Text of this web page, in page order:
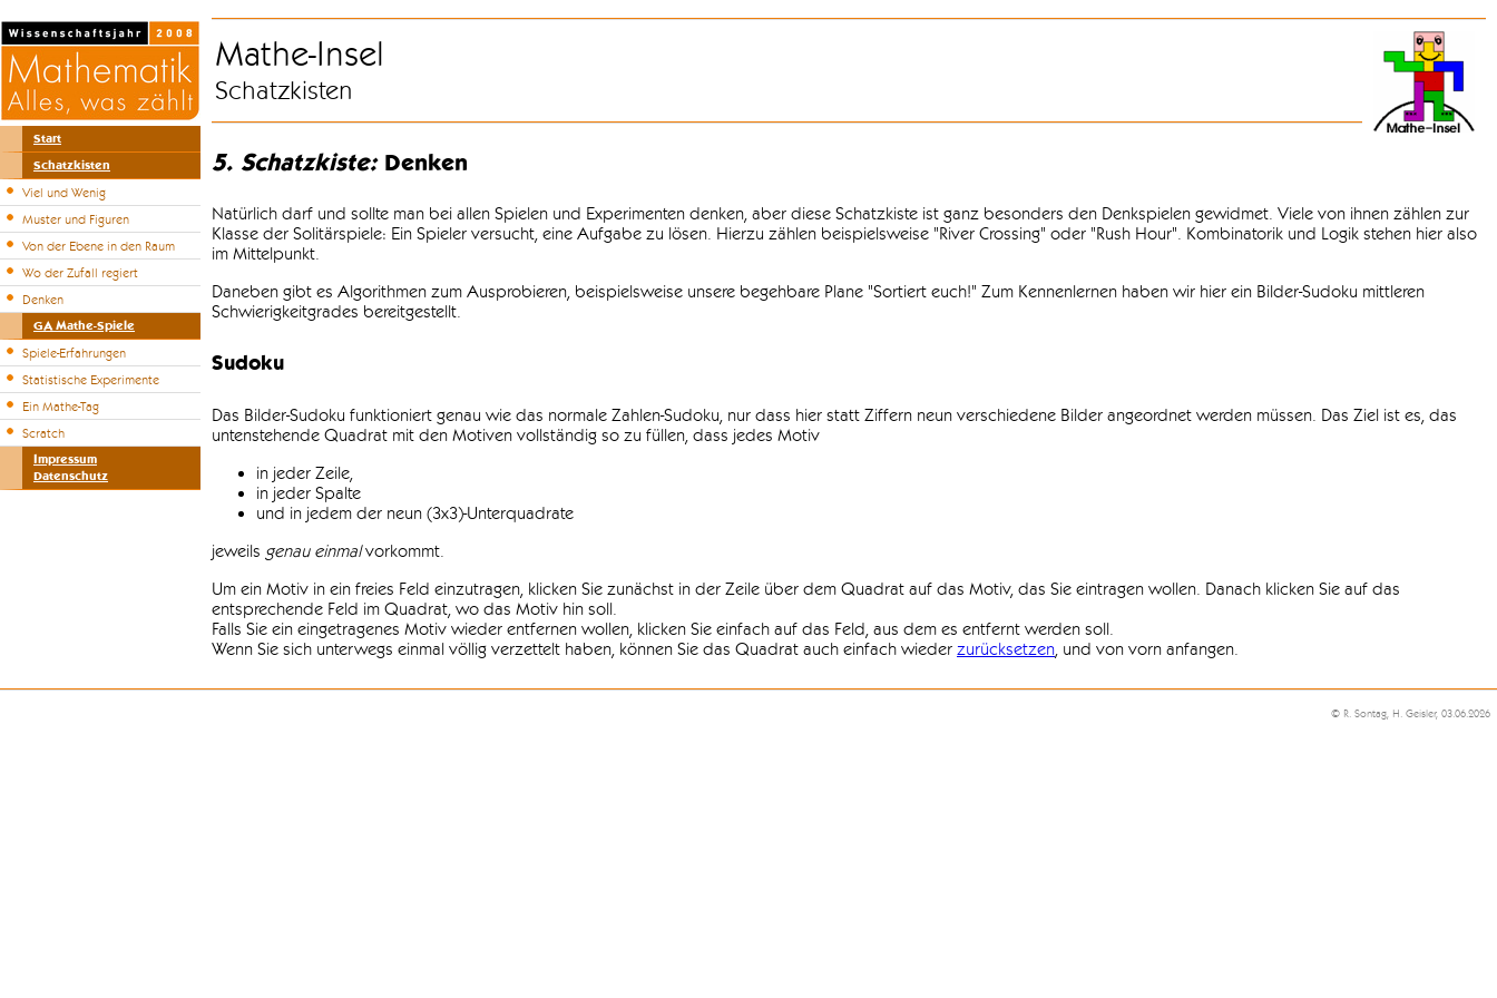
Start
Schatzkisten
Viel und Wenig
Muster und Figuren
Von der Ebene in den Raum
Wo der Zufall regiert
Denken
GA Mathe-Spiele
Spiele-Erfahrungen
Statistische Experimente
Ein Mathe-Tag
Scratch
Impressum
Datenschutz
Mathe-Insel
Schatzkisten
5. Schatzkiste:Denken
Natürlich darf und sollte man bei allen Spielen und Experimenten denken, aber diese Schatzkiste ist ganz besonders den Denkspielen gewidmet. Viele von ihnen zählen zur
Klasse der Solitärspiele: Ein Spieler versucht, eine Aufgabe zu lösen. Hierzu zählen beispielsweise "River Crossing" oder "Rush Hour". Kombinatorik und Logik stehen hier also
im Mittelpunkt.
Daneben gibt es Algorithmen zum Ausprobieren, beispielsweise unsere begehbare Plane "Sortiert euch!" Zum Kennenlernen haben wir hier ein Bilder-Sudoku mittleren
Schwierigkeitgrades bereitgestellt.
Sudoku
Das Bilder-Sudoku funktioniert genau wie das normale Zahlen-Sudoku, nur dass hier statt Ziffern neun verschiedene Bilder angeordnet werden müssen. Das Ziel ist es, das
untenstehende Quadrat mit den Motiven vollständig so zu füllen, dass jedes Motiv
in jeder Zeile,
in jeder Spalte
und in jedem der neun (3x3)-Unterquadrate
jeweils genau einmalvorkommt.
Um ein Motiv in ein freies Feld einzutragen, klicken Sie zunächst in der Zeile über dem Quadrat auf das Motiv, das Sie eintragen wollen. Danach klicken Sie auf das
entsprechende Feld im Quadrat, wo das Motiv hin soll.
Falls Sie ein eingetragenes Motiv wieder entfernen wollen, klicken Sie einfach auf das Feld, aus dem es entfernt werden soll.
Wenn Sie sich unterwegs einmal völlig verzettelt haben, können Sie das Quadrat auch einfach wieder zurücksetzen, und von vorn anfangen.
© R. Sontag, H. Geisler, 03.06.2026